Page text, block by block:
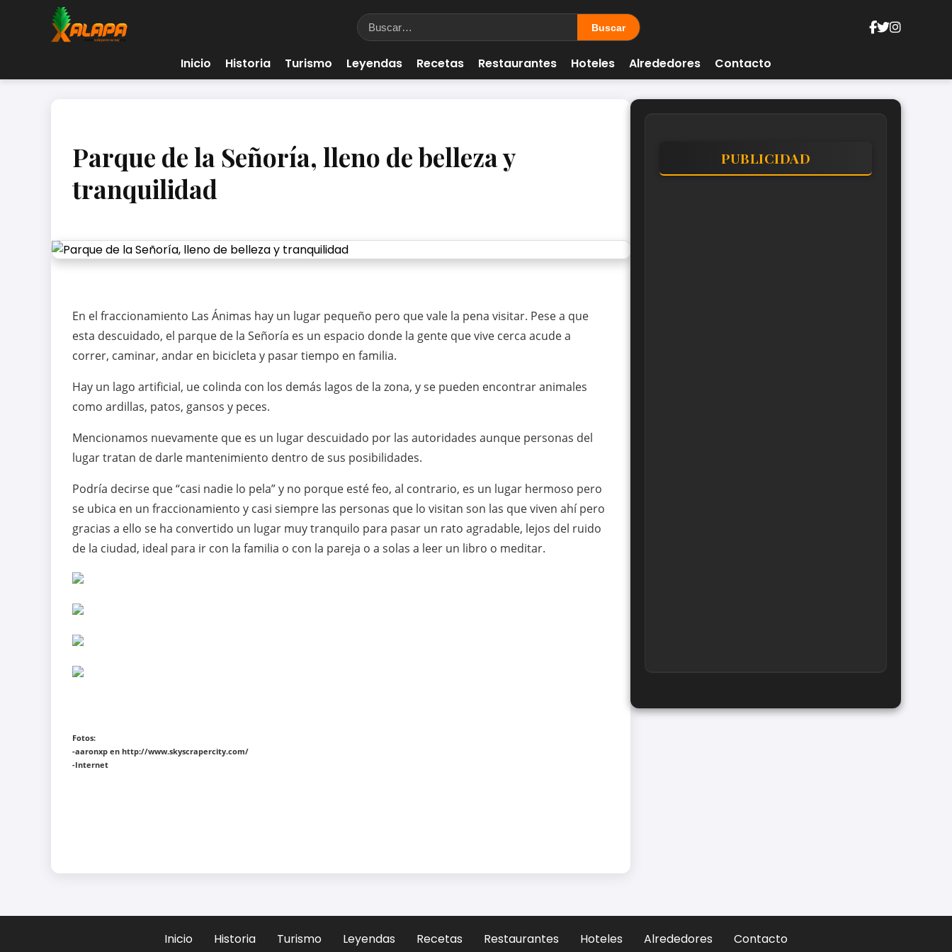
Inicio Historia Turismo Leyendas Recetas Restaurantes Hoteles Alrededores Contacto
Parque de la Señoría, lleno de belleza y
tranquilidad
En el fraccionamiento Las Ánimas hay un lugar pequeño pero que vale la pena visitar. Pese a que
esta descuidado, el parque de la Señoría es un espacio donde la gente que vive cerca acude a
correr, caminar, andar en bicicleta y pasar tiempo en familia.
Hay un lago artificial, ue colinda con los demás lagos de la zona, y se pueden encontrar animales
como ardillas, patos, gansos y peces.
Mencionamos nuevamente que es un lugar descuidado por las autoridades aunque personas del
lugar tratan de darle mantenimiento dentro de sus posibilidades.
Podría decirse que “casi nadie lo pela” y no porque esté feo, al contrario, es un lugar hermoso pero
se ubica en un fraccionamiento y casi siempre las personas que lo visitan son las que viven ahí pero
gracias a ello se ha convertido un lugar muy tranquilo para pasar un rato agradable, lejos del ruido
de la ciudad, ideal para ir con la familia o con la pareja o a solas a leer un libro o meditar.
Fotos:
-aaronxp en http://www.skyscrapercity.com/
-Internet
PUBLICIDAD
Inicio Historia Turismo Leyendas Recetas Restaurantes Hoteles Alrededores Contacto